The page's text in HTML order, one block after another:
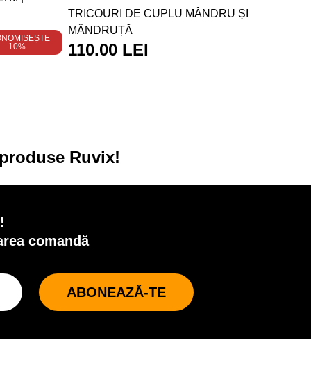
10%
TRICOURI DE CUPLU MÂNDRU ȘI
MÂNDRUȚĂ
110.00 LEI
Ruvix!
comandă
ABONEAZĂ-TE